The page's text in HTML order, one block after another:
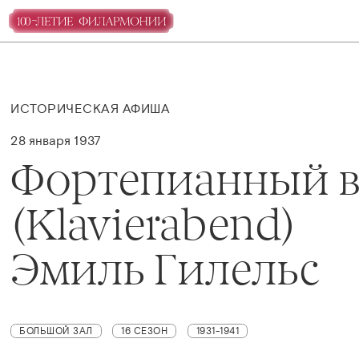
ИСТОРИЧЕСКАЯ АФИША
28 января 1937
Фортепианный
(Klavierabend)
Эмиль Гилельс
БОЛЬШОЙ ЗАЛ 16 СЕЗОН 1931-1941